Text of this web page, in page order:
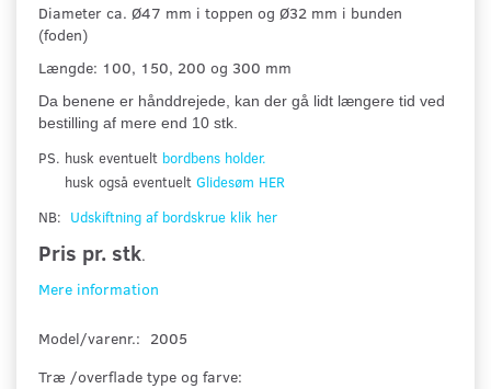
Diameter ca. Ø47 mm i toppen og Ø32 mm i bunden
(foden)
Længde: 100, 150, 200 og 300 mm
Da benene er hånddrejede, kan der gå lidt længere tid ved
bestilling af mere end 10 stk.
PS. husk eventuelt bordbens holder.
husk også eventuelt Glidesøm HER
NB: Udskiftning af bordskrue klik her
Pris pr. stk.
Mere information
Model/varenr.: 2005
Træ /overflade type og farve: